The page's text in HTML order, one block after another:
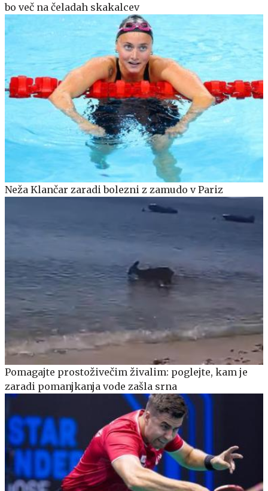
bo več na čeladah skakalcev
Neža Klančar zaradi bolezni z zamudo v Pariz
Pomagajte prostoživečim živalim: poglejte, kam je
zaradi pomanjkanja vode zašla srna